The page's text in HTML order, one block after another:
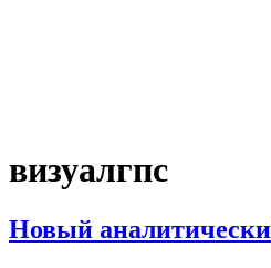
визуалгпс
Новый